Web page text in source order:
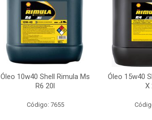
Óleo 10w40 Shell Rimula Ms
R6 20l
Código: 7655
Óleo 15w40
X